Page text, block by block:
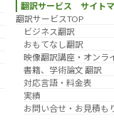
翻訳サービス サイト
翻訳サービスTOP
ビジネス翻訳
おもてなし翻訳
映像翻訳講座・オンラ
書籍、学術論文 翻訳
対応言語・料金表
実績
お問い合せ・お見積も